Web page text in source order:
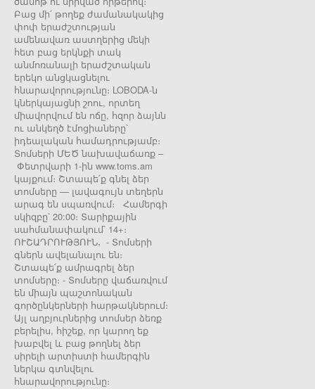
Բաց մի՛ թողեք ժամանակակից
փոփ երաժշտության
ամենավառ աստղերից մեկի
հետ բաց երկնքի տակ
անմոռանալի երաժշտական
երեկո անցկացնելու
հնարավորությունը։ LOBODA-ն
կներկայացնի շոու, որտեղ
միավորվում են ոճը, հզոր ձայնն
ու անկեղծ էմոցիաները՝
իդեալական համադրությամբ։
Տոմսերի ՄԵԾ նախավաճառք –
Փետրվարի 1-ին www.toms.am
կայքում։ Շտապե՛ք գնել ձեր
տոմսերը — լավագույն տեղերն
արագ են սպառվում։ Համերգի
սկիզբը՝ 20:00։ Տարիքային
սահմանափակում՝ 14+։
ՈՒՇԱԴՐՈՒԹՅՈՒՆ․ - Տոմսերի
գներն ավելանալու են։
Շտապե՛ք ամրագրել ձեր
տոմսերը։ - Տոմսերը վաճառվում
են միայն պաշտոնական
գործընկերների հարթակներում։
Այլ աղբյուրներից տոմսեր ձեռք
բերելիս, հիշեք, որ կարող եք
խաբվել և բաց թողնել ձեր
սիրելի արտիստի համերգին
ներկա գտնվելու
հնարավորությունը։